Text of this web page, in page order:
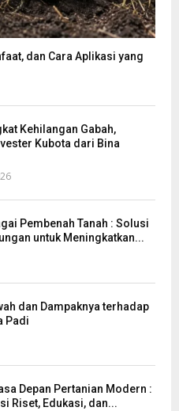
dan Cara Aplikasi yang
Kehilangan Gabah,
Kubota dari Bina
Pembenah Tanah : Solusi
untuk Meningkatkan...
dan Dampaknya terhadap
Padi
Depan Pertanian Modern :
Riset, Edukasi, dan...